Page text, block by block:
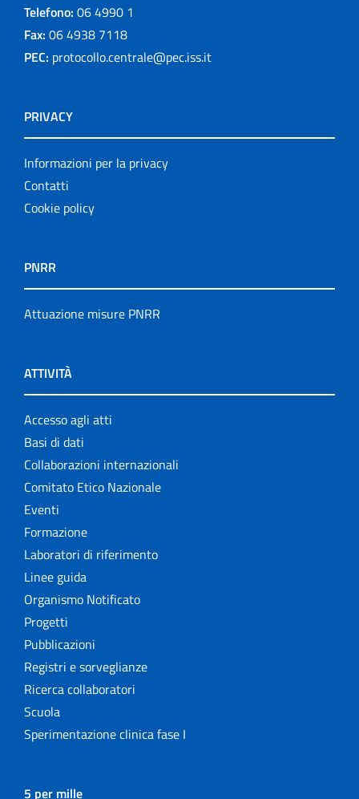
Telefono: 06 4990 1
Fax: 06 4938 7118
PEC: protocollo.centrale@pec.iss.it
PRIVACY
Informazioni per la privacy
Contatti
Cookie policy
PNRR
Attuazione misure PNRR
ATTIVITÀ
Accesso agli atti
Basi di dati
Collaborazioni internazionali
Comitato Etico Nazionale
Eventi
Formazione
Laboratori di riferimento
Linee guida
Organismo Notificato
Progetti
Pubblicazioni
Registri e sorveglianze
Ricerca collaboratori
Scuola
Sperimentazione clinica fase I
5 per mille